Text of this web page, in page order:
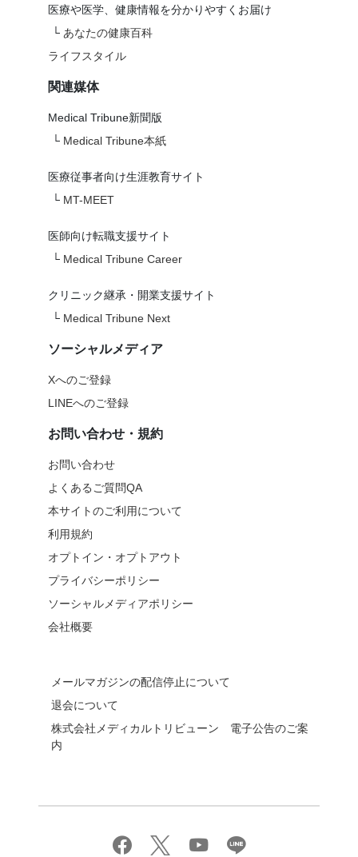
医療や医学、健康情報を分かりやすくお届け
└ あなたの健康百科
ライフスタイル
関連媒体
Medical Tribune新聞版
└ Medical Tribune本紙
医療従事者向け生涯教育サイト
└ MT-MEET
医師向け転職支援サイト
└ Medical Tribune Career
クリニック継承・開業支援サイト
└ Medical Tribune Next
ソーシャルメディア
Xへのご登録
LINEへのご登録
お問い合わせ・規約
お問い合わせ
よくあるご質問QA
本サイトのご利用について
利用規約
オプトイン・オプトアウト
プライバシーポリシー
ソーシャルメディアポリシー
会社概要
メールマガジンの配信停止について
退会について
株式会社メディカルトリビューン 電子公告のご案
内